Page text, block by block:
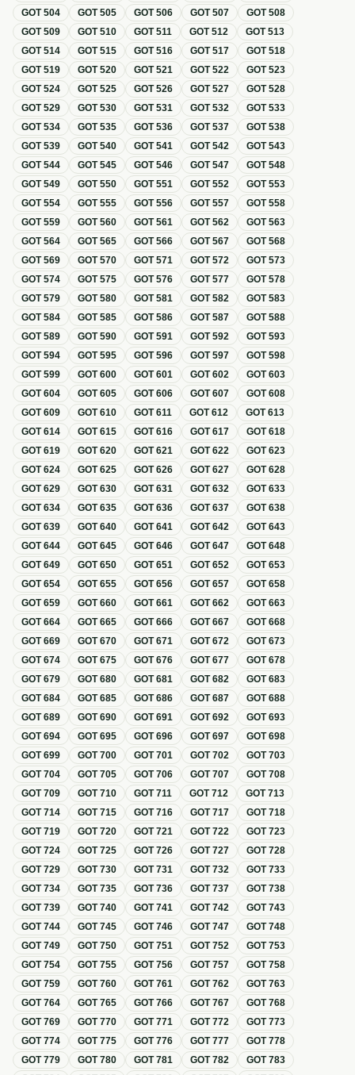
GOT504 GOT505 GOT506 GOT507 GOT508
GOT509 GOT510 GOT511 GOT512 GOT513
GOT514 GOT515 GOT516 GOT517 GOT518
GOT519 GOT520 GOT521 GOT522 GOT523
GOT524 GOT525 GOT526 GOT527 GOT528
GOT529 GOT530 GOT531 GOT532 GOT533
GOT534 GOT535 GOT536 GOT537 GOT538
GOT539 GOT540 GOT541 GOT542 GOT543
GOT544 GOT545 GOT546 GOT547 GOT548
GOT549 GOT550 GOT551 GOT552 GOT553
GOT554 GOT555 GOT556 GOT557 GOT558
GOT559 GOT560 GOT561 GOT562 GOT563
GOT564 GOT565 GOT566 GOT567 GOT568
GOT569 GOT570 GOT571 GOT572 GOT573
GOT574 GOT575 GOT576 GOT577 GOT578
GOT579 GOT580 GOT581 GOT582 GOT583
GOT584 GOT585 GOT586 GOT587 GOT588
GOT589 GOT590 GOT591 GOT592 GOT593
GOT594 GOT595 GOT596 GOT597 GOT598
GOT599 GOT600 GOT601 GOT602 GOT603
GOT604 GOT605 GOT606 GOT607 GOT608
GOT609 GOT610 GOT611 GOT612 GOT613
GOT614 GOT615 GOT616 GOT617 GOT618
GOT619 GOT620 GOT621 GOT622 GOT623
GOT624 GOT625 GOT626 GOT627 GOT628
GOT629 GOT630 GOT631 GOT632 GOT633
GOT634 GOT635 GOT636 GOT637 GOT638
GOT639 GOT640 GOT641 GOT642 GOT643
GOT644 GOT645 GOT646 GOT647 GOT648
GOT649 GOT650 GOT651 GOT652 GOT653
GOT654 GOT655 GOT656 GOT657 GOT658
GOT659 GOT660 GOT661 GOT662 GOT663
GOT664 GOT665 GOT666 GOT667 GOT668
GOT669 GOT670 GOT671 GOT672 GOT673
GOT674 GOT675 GOT676 GOT677 GOT678
GOT679 GOT680 GOT681 GOT682 GOT683
GOT684 GOT685 GOT686 GOT687 GOT688
GOT689 GOT690 GOT691 GOT692 GOT693
GOT694 GOT695 GOT696 GOT697 GOT698
GOT699 GOT700 GOT701 GOT702 GOT703
GOT704 GOT705 GOT706 GOT707 GOT708
GOT709 GOT710 GOT711 GOT712 GOT713
GOT714 GOT715 GOT716 GOT717 GOT718
GOT719 GOT720 GOT721 GOT722 GOT723
GOT724 GOT725 GOT726 GOT727 GOT728
GOT729 GOT730 GOT731 GOT732 GOT733
GOT734 GOT735 GOT736 GOT737 GOT738
GOT739 GOT740 GOT741 GOT742 GOT743
GOT744 GOT745 GOT746 GOT747 GOT748
GOT749 GOT750 GOT751 GOT752 GOT753
GOT754 GOT755 GOT756 GOT757 GOT758
GOT759 GOT760 GOT761 GOT762 GOT763
GOT764 GOT765 GOT766 GOT767 GOT768
GOT769 GOT770 GOT771 GOT772 GOT773
GOT774 GOT775 GOT776 GOT777 GOT778
GOT779 GOT780 GOT781 GOT782 GOT783